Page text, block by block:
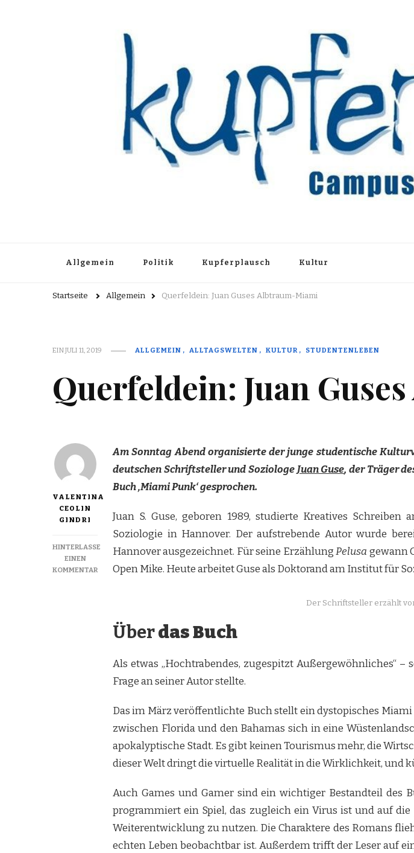
Kupferblau Archiv
Allgemein Politik Kupferplausch Kultur
Startseite Allgemein Querfeldein: Juan Guses Albtraum-Miami
EINJULI 11, 2019 ALLGEMEIN ALLTAGSWELTEN KULTUR STUDENTENLEBEN
Querfeldein: Juan
VALENTINA
CEOLIN
GINDRI
HINTERLASSE
EINEN
KOMMENTARZU
MIAMI
Am Sonntag Abend organisierte der junge studentische
deutschen Schriftsteller und SoziologeJuan Guse, der Träger
Buch ‚Miami Punk‘ gesprochen.
Juan S. Guse, geboren 1989, studierte Kreatives
Soziologie in Hannover. Der aufstrebende Autor wurde
Hannover ausgezeichnet. Für seine ErzählungPelusa gewann
Open Mike. Heute arbeitet Guse als Doktorand am Institut für
Der Schriftsteller erzählt
Überdas Buch
Als etwas „Hochtrabendes, zugespitzt Außergewöhnliches“ –
Frage an seiner Autor stellte.
Das im März veröffentlichte Buch stellt ein dystopisches
zwischen Florida und den Bahamas sich in eine
apokalyptische Stadt. Es gibt keinen Tourismus mehr, die
dieser Welt dringt die virtuelle Realität in die Wirklichkeit, und
Auch Games und Gamer sind ein wichtiger Bestandteil des
programmiert ein Spiel, das zugleich ein Virus ist und auf
Weiterentwicklung zu nutzen. Die Charaktere des Romans
echten Leben beobachtbar ist. Außerdem trifft der Leser auf